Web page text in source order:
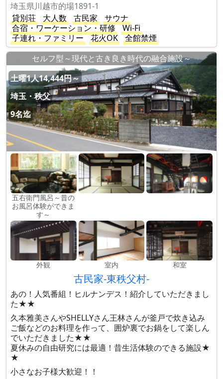
埼玉県川越市的場1891-1
貸別荘
大人数 古民家
サウナ
合宿・ワーケーション・研修
Wi-Fi
子連れ・ファミリー
花火OK
全館禁煙
セルフ型～現代と古き良き時代の融合施設～
土曜1人14,444円～
埼玉・秩父
9名迄
五右衛門風呂～昔の
お風呂体験ができま
す～
外観 室内 和室
古民家-東秩父村-
あの！人気番組！ヒルナンデス！紹介していただきまし
た★★
久本雅美さんやSHELLYさん王林さんが釜戸で炊き込み
ご飯などのお料理を作って、囲炉裏でお鍋をして楽しん
でいただきました★★
夏休みの自由研究には最適！昔生活体験のできる施設★
★
小さなお子様大歓迎！！